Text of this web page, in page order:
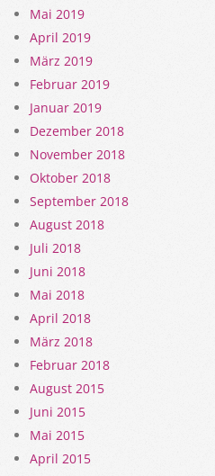
Mai 2019
April 2019
März 2019
Februar 2019
Januar 2019
Dezember 2018
November 2018
Oktober 2018
September 2018
August 2018
Juli 2018
Juni 2018
Mai 2018
April 2018
März 2018
Februar 2018
August 2015
Juni 2015
Mai 2015
April 2015